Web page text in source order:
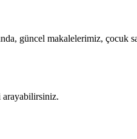
güncel makalelerimiz, çocuk
arayabilirsiniz.